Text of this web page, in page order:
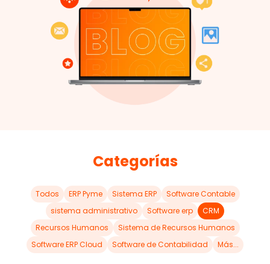
Categorías
Todos ERP Pyme Sistema ERP
Software Contable
sistema administrativo
Software erp
CRM
Recursos Humanos
Sistema de Recursos Humanos
Software ERP Cloud
Software de Contabilidad Más...